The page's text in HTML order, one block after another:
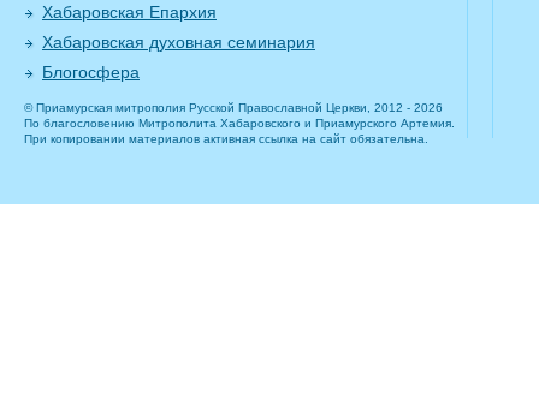
Хабаровская Епархия
Хабаровская духовная семинария
Блогосфера
© Приамурская митрополия Русской Православной Церкви, 2012 - 2026
По благословению Митрополита Хабаровского и Приамурского Артемия.
При копировании материалов активная ссылка на сайт обязательна.